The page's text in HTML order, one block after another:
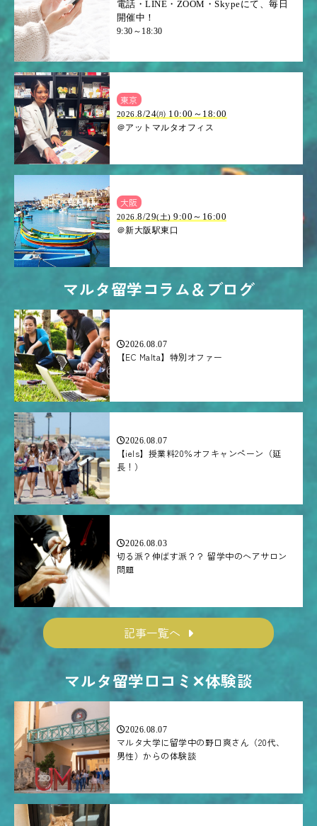
電話・LINE・ZOOM・Skypeにて、毎日
開催中！
9:30～18:30
東京
2026.8/24㈪ 10:00～18:00
＠アットマルタオフィス
大阪
2026 .8/29(土) 9:00～16:00
＠新大阪駅東口
マルタ留学コラム＆ブログ
2026.08.07
【EC Malta】特別オファー
2026.08.07
【iels】授業料20％オフキャンペーン（延
長！）
2026.08.03
切る派？伸ばす派？？ 留学中のヘアサロン
問題
記事一覧へ
マルタ留学口コミ✕体験談
2026.08.07
マルタ大学に留学中の野口爽さん（20代、
男性）からの体験談